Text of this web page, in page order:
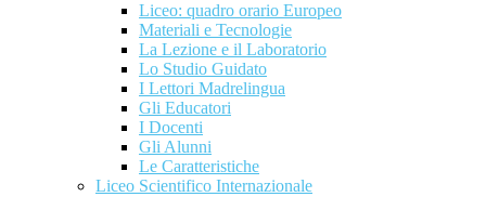
Liceo: quadro orario Europeo
Materiali e Tecnologie
La Lezione e il Laboratorio
Lo Studio Guidato
I Lettori Madrelingua
Gli Educatori
I Docenti
Gli Alunni
Le Caratteristiche
Liceo Scientifico Internazionale